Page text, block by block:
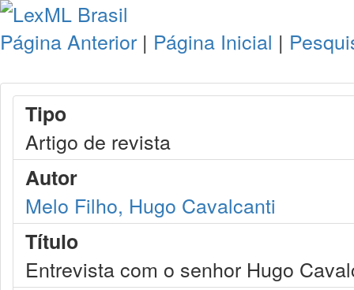
Página Anterior | Página Inicial |
Tipo
Artigo de revista
Autor
Melo Filho, Hugo Cavalcanti
Título
Entrevista com o senhor Hugo